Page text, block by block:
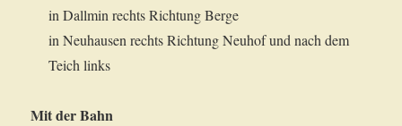
in Dallmin rechts Richtung Berge
in Neuhausen rechts Richtung Neuhof und nach dem
Teich links
Mit der Bahn